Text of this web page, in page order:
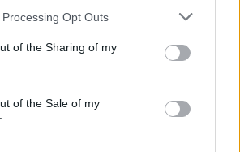
website/app uses one or more Google
or usage behaviour. You may click to
to Google and its third-party tags to
specified purposes in below Google
Opt Outs
of the Sharing of my
of the Sale of my
η πιο Εύκολη
Υπολογιστών σε 2